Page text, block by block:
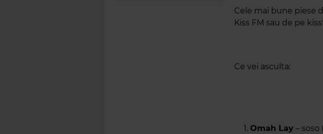
Cele mai bune piese
Kiss FM sau de pe
Ce vei asculta:
Omah Lay – soso